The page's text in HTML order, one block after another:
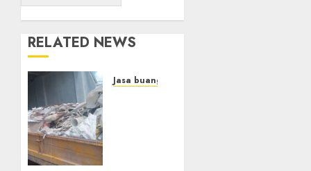
RELATED NEWS
Jasa buang puing